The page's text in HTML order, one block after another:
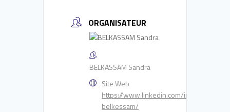
ORGANISATEUR
BELKASSAM Sandra
Site Web
https://www.linkedin.com/in/sandra-
belkessam/